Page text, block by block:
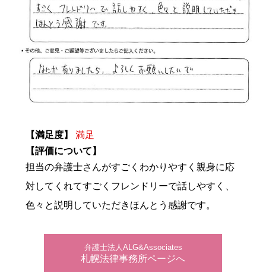
【満足度】
満足
【評価について】
担当の弁護士さんがすごくわかりやすく親身に応
対してくれてすごくフレンドリーで話しやすく、
色々と説明していただきほんとう感謝です。
弁護士法人ALG&Associates
札幌法律事務所ページへ